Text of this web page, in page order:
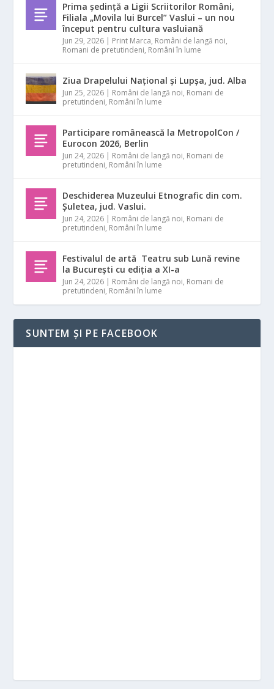
Prima ședință a Ligii Scriitorilor Români,
Filiala „Movila lui Burcel” Vaslui – un nou
început pentru cultura vasluiană
Jun 29, 2026 | Print Marca, Români de langă noi,
Romani de pretutindeni, Români în lume
Ziua Drapelului Național și Lupșa, jud. Alba
Jun 25, 2026 | Români de langă noi, Romani de
pretutindeni, Români în lume
Participare românească la MetropolCon /
Eurocon 2026, Berlin
Jun 24, 2026 | Români de langă noi, Romani de
pretutindeni, Români în lume
Deschiderea Muzeului Etnografic din com.
Șuletea, jud. Vaslui.
Jun 24, 2026 | Români de langă noi, Romani de
pretutindeni, Români în lume
Festivalul de artă Teatru sub Lună revine
la București cu ediția a XI-a
Jun 24, 2026 | Români de langă noi, Romani de
pretutindeni, Români în lume
SUNTEM ȘI PE FACEBOOK